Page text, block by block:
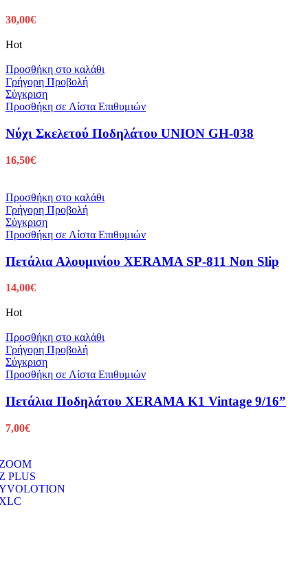
30,00€
Hot
Προσθήκη στο καλάθι
Γρήγορη Προβολή
Σύγκριση
Προσθήκη σε Λίστα Επιθυμιών
Νύχι Σκελετού Ποδηλάτου UNION GH-038
16,50€
Προσθήκη στο καλάθι
Γρήγορη Προβολή
Σύγκριση
Προσθήκη σε Λίστα Επιθυμιών
Πετάλια Αλουμινίου XERAMA SP-811 Non Slip
14,00€
Hot
Προσθήκη στο καλάθι
Γρήγορη Προβολή
Σύγκριση
Προσθήκη σε Λίστα Επιθυμιών
Πετάλια Ποδηλάτου XERAMA K1 Vintage 9/16”
7,00€
PLUS